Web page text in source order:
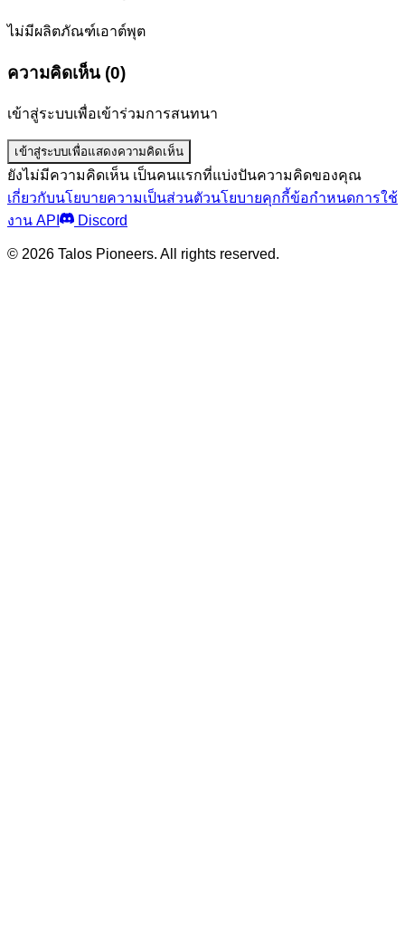
ไม่มีผลิตภัณฑ์เอาต์พุต
ความคิดเห็น (0)
เข้าสู่ระบบเพื่อเข้าร่วมการสนทนา
เข้าสู่ระบบเพื่อแสดงความคิดเห็น
ยังไม่มีความคิดเห็น เป็นคนแรกที่แบ่งปันความคิดของคุณ
เกี่ยวกับนโยบายความเป็นส่วนตัวนโยบายคุกกี้ข้อกำหนดการใช้
งาน API
Discord
© 2026 Talos Pioneers. All rights reserved.